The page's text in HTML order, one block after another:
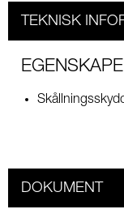
TEKNISK
DOKUMENT